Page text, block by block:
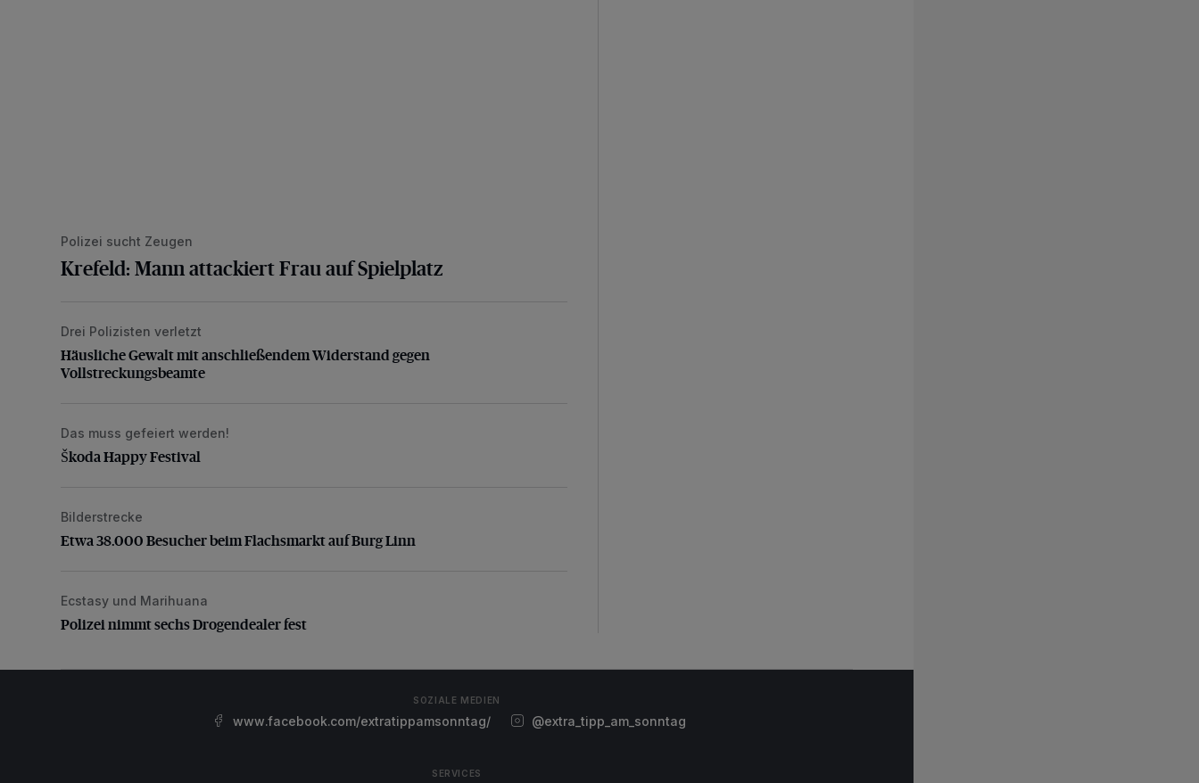
Polizei sucht Zeugen
Krefeld: Mann attackiert Frau auf Spielplatz
Häusliche Gewalt mit anschließendem Widerstand gegen Vollstreckungsbeamte
Drei Polizisten verletzt
Häusliche Gewalt mit anschließendem Widerstand gegen
Vollstreckungsbeamte
Škoda Happy Festival
Das muss gefeiert werden!
Škoda Happy Festival
Etwa 38.000 Besucher beim Flachsmarkt auf Burg Linn
Bilderstrecke
Etwa 38.000 Besucher beim Flachsmarkt auf Burg Linn
Polizei nimmt sechs Drogendealer fest
Ecstasy und Marihuana
Polizei nimmt sechs Drogendealer fest
SOZIALE MEDIEN
www.facebook.com/extratippamsonntag/ @extra_tipp_am_sonntag
SERVICES